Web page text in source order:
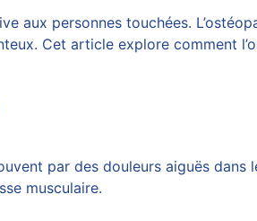
aux personnes touchées.
Cet article explore comment
par des douleurs aiguës dans
musculaire.